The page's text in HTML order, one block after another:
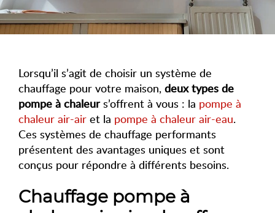
Lorsqu’il s’agit de choisir un système de
chauffage pour votre maison, deux types de
pompe à chaleurs’offrent à vous : la pompe à
chaleur air-air et la pompe à chaleur air-eau.
Ces systèmes de chauffage performants
présentent des avantages uniques et sont
conçus pour répondre à différents besoins.
Chauffage pompe à